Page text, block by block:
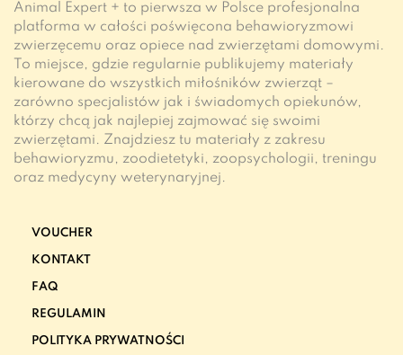
Animal Expert + to pierwsza w Polsce profesjonalna
platforma w całości poświęcona behawioryzmowi
zwierzęcemu oraz opiece nad zwierzętami domowymi.
To miejsce, gdzie regularnie publikujemy materiały
kierowane do wszystkich miłośników zwierząt –
zarówno specjalistów jak i świadomych opiekunów,
którzy chcą jak najlepiej zajmować się swoimi
zwierzętami. Znajdziesz tu materiały z zakresu
behawioryzmu, zoodietetyki, zoopsychologii, treningu
oraz medycyny weterynaryjnej.
VOUCHER
KONTAKT
FAQ
REGULAMIN
POLITYKA PRYWATNOŚCI